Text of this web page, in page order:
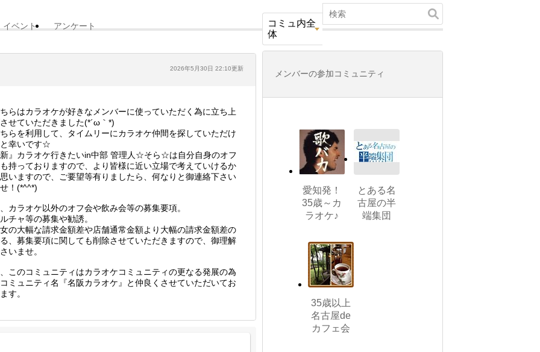
イベント アンケート
コミュ内全
体
2026年5月30日 22:10更新
らはカラオケが好きなメンバーに使っていただく為に立ち上
せていただきました(*´ω｀*)
らを利用して、タイムリーにカラオケ仲間を探していただけ
幸いです☆
』カラオケ行きたいin中部 管理人☆そら☆は自分自身のオフ
持っておりますので、より皆様に近い立場で考えていけるか
いますので、ご要望等有りましたら、何なりと御連絡下さい
！(*^^*)
カラオケ以外のオフ会や飲み会等の募集要項。
チャ等の募集や勧誘。
の大幅な請求金額差や店舗通常金額より大幅の請求金額差の
、募集要項に関しても削除させていただきますので、御理解
いませ。
このコミュニティはカラオケコミュニティの更なる発展の為
ミュニティ名『名阪カラオケ』と仲良くさせていただいてお
す。
メンバーの参加コミュニティ
愛知発！
35歳～カ
ラオケ♪
とある名
古屋の半
端集団
35歳以上
名古屋de
カフェ会